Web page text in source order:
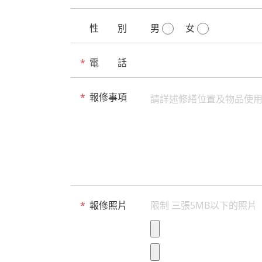
性 別 男 女
* 電 話
* 報修事項
* 報修照片 限制 三張5MB以下的照片